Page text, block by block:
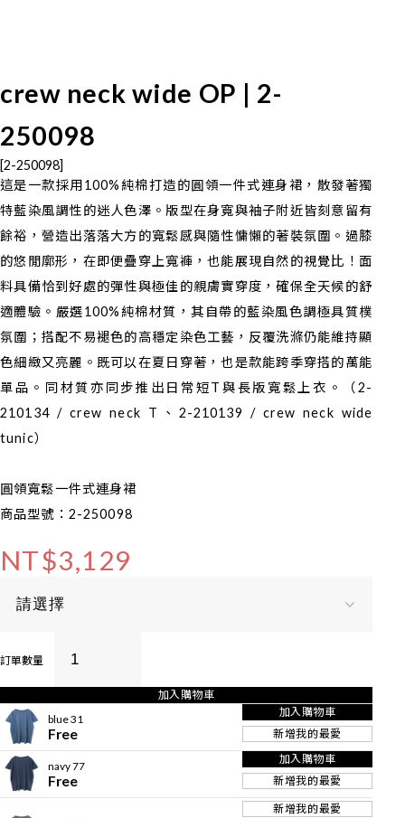
crew neck wide OP | 2-
250098
[2-250098]
這是一款採用100%純棉打造的圓領一件式連身裙，散發著獨
特藍染風調性的迷人色澤。版型在身寬與袖子附近皆刻意留有
餘裕，營造出落落大方的寬鬆感與隨性慵懶的著裝氛圍。過膝
的悠閒廓形，在即便疊穿上寬褲，也能展現自然的視覺比！面
料具備恰到好處的彈性與極佳的親膚實穿度，確保全天候的舒
適體驗。嚴選100%純棉材質，其自帶的藍染風色調極具質樸
氛圍；搭配不易褪色的高穩定染色工藝，反覆洗滌仍能維持顯
色細緻又亮麗。既可以在夏日穿著，也是款能跨季穿搭的萬能
單品。同材質亦同步推出日常短T與長版寬鬆上衣。（2-
210134 / crew neck T、2-210139 / crew neck wide
tunic）
圓領寬鬆一件式連身裙
商品型號：2-250098
NT$3,129
訂單數量
加入購物車
blue 31
Free
加入購物車
新增我的最愛
navy 77
Free
加入購物車
新增我的最愛
新增我的最愛